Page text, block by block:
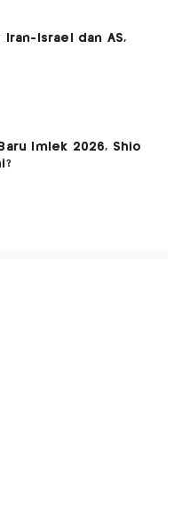
Iran-Israel dan AS,
Imlek 2026, Shio